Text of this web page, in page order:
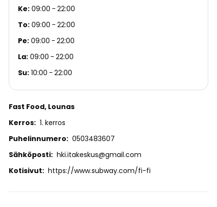
Ke 09:00
22:00
To 09:00
22:00
Pe 09:00
22:00
La 09:00
22:00
Su 10:00 22:00
Fast Food Lounas
Kerros 1. kerros
Puhelinnumero
0503483607
Sähköposti hki.itakeskus@gmail.com
Kotisivut
https://www.subway.com/fi-fi